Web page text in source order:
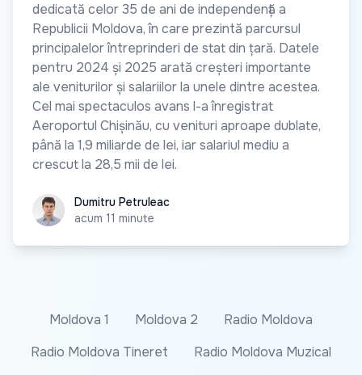
dedicată celor 35 de ani de independență a
Republicii Moldova, în care prezintă parcursul
principalelor întreprinderi de stat din țară. Datele
pentru 2024 și 2025 arată creșteri importante
ale veniturilor și salariilor la unele dintre acestea.
Cel mai spectaculos avans l-a înregistrat
Aeroportul Chișinău, cu venituri aproape dublate,
până la 1,9 miliarde de lei, iar salariul mediu a
crescut la 28,5 mii de lei.
Dumitru Petruleac
Dumitru Petruleac
acum 11 minute
Moldova 1 Moldova 2
Radio Moldova
Radio Moldova Tineret
Radio Moldova Muzical